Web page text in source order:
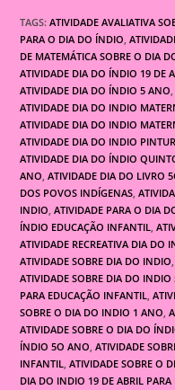
TAGS:ATIVIDADE AVALIATIVA
PARA O DIA DO ÍNDIO,
DE MATEMÁTICA SOBRE O DIA
ATIVIDADE DIA DO ÍNDIO 19 DE
ATIVIDADE DIA DO ÍNDIO 5 ANO,
ATIVIDADE DIA DO INDIO
ATIVIDADE DIA DO INDIO
ATIVIDADE DIA DO INDIO
ATIVIDADE DIA DO ÍNDIO
ANO, ATIVIDADE DIA DO LIVRO
DOS POVOS INDÍGENAS,
INDIO, ATIVIDADE PARA O DIA
ÍNDIO EDUCAÇÃO INFANTIL,
ATIVIDADE RECREATIVA DIA DO
ATIVIDADE SOBRE DIA DO INDIO,
ATIVIDADE SOBRE DIA DO
PARA EDUCAÇÃO INFANTIL,
SOBRE O DIA DO INDIO 1 ANO,
ATIVIDADE SOBRE O DIA DO
ÍNDIO 5O ANO, ATIVIDADE
INFANTIL, ATIVIDADE SOBRE O
DIA DO INDIO 19 DE ABRIL